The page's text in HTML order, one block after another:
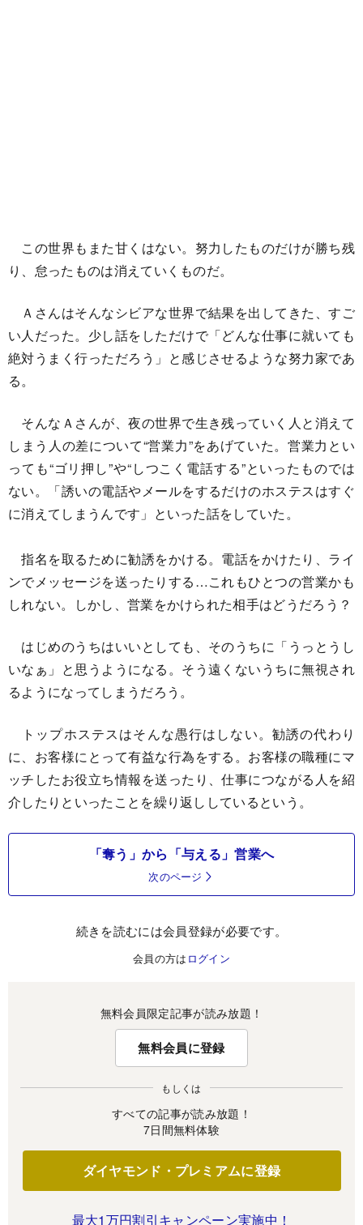
この世界もまた甘くはない。努力したものだけが勝ち残
り、怠ったものは消えていくものだ。
Ａさんはそんなシビアな世界で結果を出してきた、すご
い人だった。少し話をしただけで「どんな仕事に就いても
絶対うまく行っただろう」と感じさせるような努力家であ
る。
そんなＡさんが、夜の世界で生き残っていく人と消えて
しまう人の差について“営業力”をあげていた。営業力とい
っても“ゴリ押し”や“しつこく電話する”といったものでは
ない。「誘いの電話やメールをするだけのホステスはすぐ
に消えてしまうんです」といった話をしていた。
指名を取るために勧誘をかける。電話をかけたり、ライ
ンでメッセージを送ったりする…これもひとつの営業かも
しれない。しかし、営業をかけられた相手はどうだろう？
はじめのうちはいいとしても、そのうちに「うっとうし
いなぁ」と思うようになる。そう遠くないうちに無視され
るようになってしまうだろう。
トップホステスはそんな愚行はしない。勧誘の代わり
に、お客様にとって有益な行為をする。お客様の職種にマ
ッチしたお役立ち情報を送ったり、仕事につながる人を紹
介したりといったことを繰り返ししているという。
「奪う」から「与える」営業へ
次のページ
続きを読むには会員登録が必要です。
会員の方は ログイン
無料会員限定記事が読み放題！
無料会員に登録
もしくは
すべての記事が読み放題！
7日間無料体験
ダイヤモンド・プレミアムに登録
最大1万円割引キャンペーン実施中！